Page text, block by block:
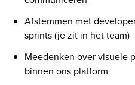
Afstemmen met
sprints (je zit in het team)
Meedenken over visuele
binnen ons platform